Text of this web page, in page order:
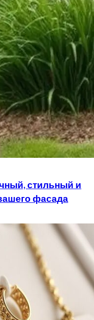
стильный и
фасада